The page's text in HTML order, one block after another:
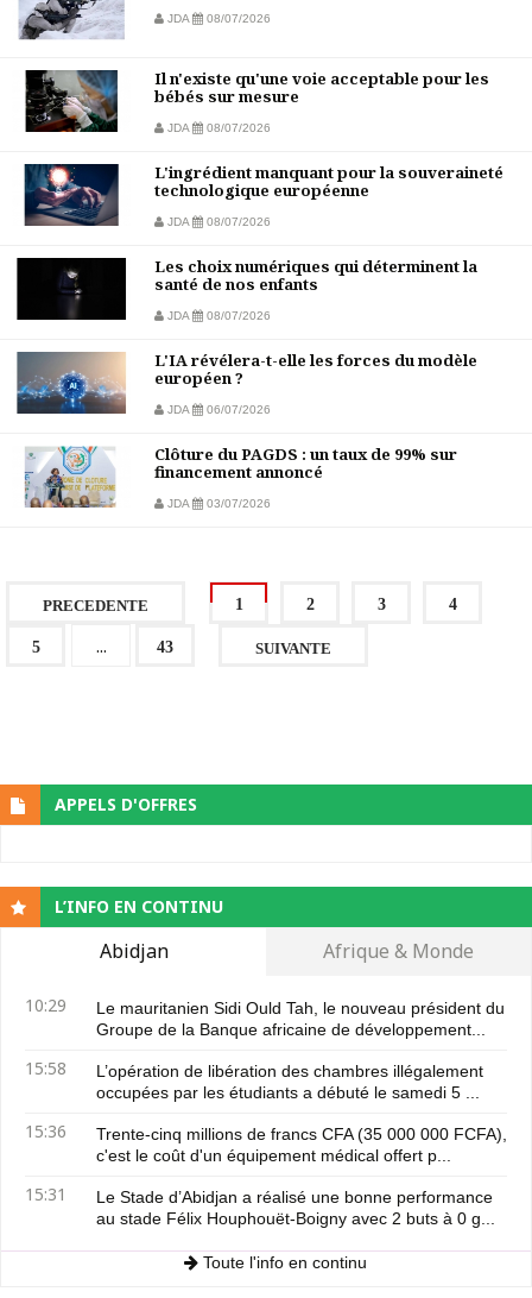
JDA 08/07/2026
Il n'existe qu'une voie acceptable pour les
bébés sur mesure
JDA 08/07/2026
L'ingrédient manquant pour la souveraineté
technologique européenne
JDA 08/07/2026
Les choix numériques qui déterminent la
santé de nos enfants
JDA 08/07/2026
L'IA révélera-t-elle les forces du modèle
européen ?
JDA 06/07/2026
Clôture du PAGDS : un taux de 99% sur
financement annoncé
JDA 03/07/2026
PRECEDENTE 1 2 3 4
5 ... 43 SUIVANTE
APPELS D'OFFRES
L’INFO EN CONTINU
Abidjan Afrique & Monde
10:29
Le mauritanien Sidi Ould Tah, le nouveau président du
Groupe de la Banque africaine de développement...
15:58
L’opération de libération des chambres illégalement
occupées par les étudiants a débuté le samedi 5 ...
15:36
Trente-cinq millions de francs CFA (35 000 000 FCFA),
c'est le coût d'un équipement médical offert p...
15:31
Le Stade d’Abidjan a réalisé une bonne performance
au stade Félix Houphouët-Boigny avec 2 buts à 0 g...
Toute l'info en continu